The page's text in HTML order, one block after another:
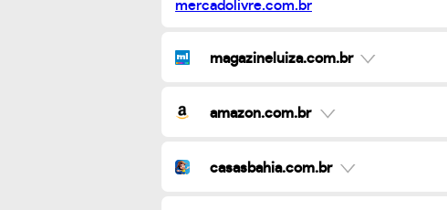
magazineluiza.com.br
amazon.com.br
casasbahia.com.br